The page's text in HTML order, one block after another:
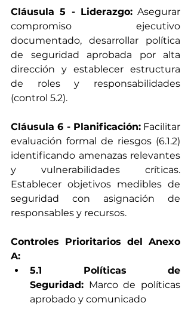
Cláusula 5 - Liderazgo: Asegurar
compromiso ejecutivo
documentado, desarrollar política
de seguridad aprobada por alta
dirección y establecer estructura
de roles y responsabilidades
(control 5.2).
Cláusula 6 - Planificación: Facilitar
evaluación formal de riesgos (6.1.2)
identificando amenazas relevantes
y vulnerabilidades críticas.
Establecer objetivos medibles de
seguridad con asignación de
responsables y recursos.
Controles Prioritarios del Anexo
A:
5.1 Políticas de
Seguridad: Marco de políticas
aprobado y comunicado